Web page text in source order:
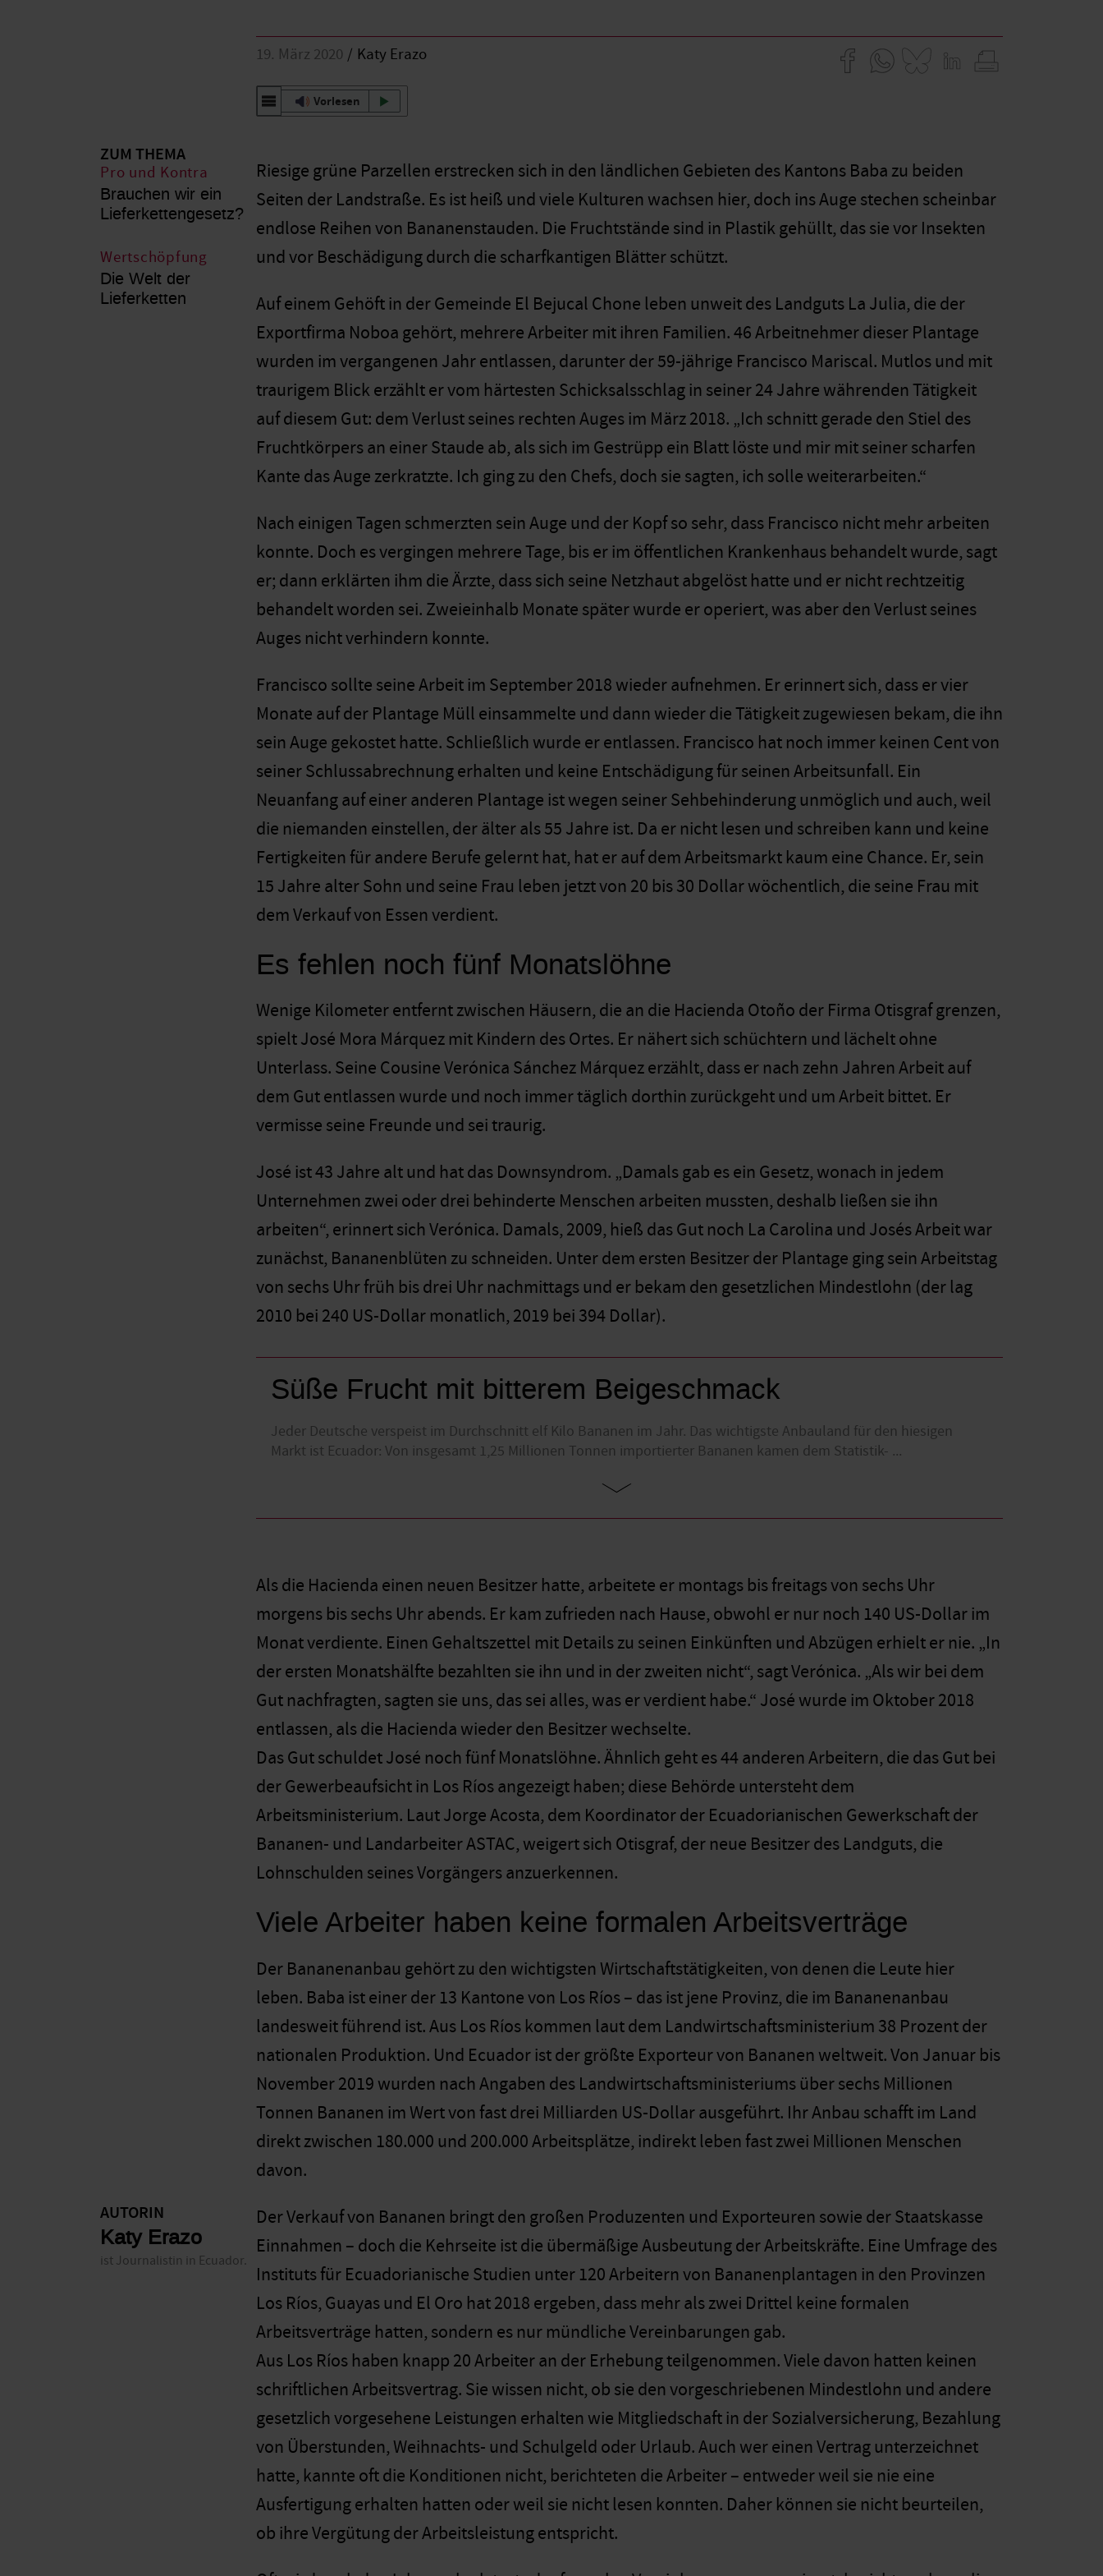
ZUM THEMA
Pro und Kontra
Brauchen wir ein
Lieferkettengesetz?
Wertschöpfung
Die Welt der
Lieferketten
19. März 2020 Katy Erazo
Vorlesen
Riesige grüne Parzellen erstrecken sich in den ländlichen Gebieten des Kantons Baba zu beiden
Seiten der Landstraße. Es ist heiß und viele Kulturen wachsen hier, doch ins Auge stechen scheinbar
endlose Reihen von Bananenstauden. Die Fruchtstände sind in Plastik gehüllt, das sie vor Insekten
und vor Beschädigung durch die scharfkantigen Blätter schützt.
Auf einem Gehöft in der Gemeinde El Bejucal Chone leben unweit des Landguts La Julia, die der
Exportfirma Noboa gehört, mehrere Arbeiter mit ihren Familien. 46 Arbeitnehmer dieser Plantage
wurden im vergangenen Jahr entlassen, darunter der 59-jährige Francisco Mariscal. Mutlos und mit
traurigem Blick erzählt er vom härtesten Schicksalsschlag in seiner 24 Jahre währenden Tätigkeit
auf diesem Gut: dem Verlust seines rechten Auges im März 2018. „Ich schnitt gerade den Stiel des
Fruchtkörpers an einer Staude ab, als sich im Gestrüpp ein Blatt löste und mir mit seiner scharfen
Kante das Auge zerkratzte. Ich ging zu den Chefs, doch sie sagten, ich solle weiterarbeiten.“
Nach einigen Tagen schmerzten sein Auge und der Kopf so sehr, dass Francisco nicht mehr arbeiten
konnte. Doch es vergingen mehrere Tage, bis er im öffentlichen Krankenhaus behandelt wurde, sagt
er; dann erklärten ihm die Ärzte, dass sich seine Netzhaut abgelöst hatte und er nicht rechtzeitig
behandelt worden sei. Zweieinhalb Monate später wurde er operiert, was aber den Verlust seines
Auges nicht verhindern konnte.
Francisco sollte seine Arbeit im September 2018 wieder aufnehmen. Er erinnert sich, dass er vier
Monate auf der Plantage Müll einsammelte und dann wieder die Tätigkeit zugewiesen bekam, die ihn
sein Auge gekostet hatte. Schließlich wurde er entlassen. Francisco hat noch immer keinen Cent von
seiner Schlussabrechnung erhalten und keine Entschädigung für seinen Arbeitsunfall. Ein
Neuanfang auf einer anderen Plantage ist wegen seiner Sehbehinderung unmöglich und auch, weil
die niemanden einstellen, der älter als 55 Jahre ist. Da er nicht lesen und schreiben kann und keine
Fertigkeiten für andere Berufe gelernt hat, hat er auf dem Arbeitsmarkt kaum eine Chance. Er, sein
15 Jahre alter Sohn und seine Frau leben jetzt von 20 bis 30 Dollar wöchentlich, die seine Frau mit
dem Verkauf von Essen verdient.
Es fehlen noch fünf Monatslöhne
Wenige Kilometer entfernt zwischen Häusern, die an die Hacienda Otoño der Firma Otisgraf grenzen,
spielt José Mora Márquez mit Kindern des Ortes. Er nähert sich schüchtern und lächelt ohne
Unterlass. Seine Cousine Verónica Sánchez Márquez erzählt, dass er nach zehn Jahren Arbeit auf
dem Gut entlassen wurde und noch immer täglich dorthin zurückgeht und um Arbeit bittet. Er
vermisse seine Freunde und sei traurig.
José ist 43 Jahre alt und hat das Downsyndrom. „Damals gab es ein Gesetz, wonach in jedem
Unternehmen zwei oder drei behinderte Menschen arbeiten mussten, deshalb ließen sie ihn
arbeiten“, erinnert sich Verónica. Damals, 2009, hieß das Gut noch La Carolina und Josés Arbeit war
zunächst, Bananenblüten zu schneiden. Unter dem ersten Besitzer der Plantage ging sein Arbeitstag
von sechs Uhr früh bis drei Uhr nachmittags und er bekam den gesetzlichen Mindestlohn (der lag
2010 bei 240 US-Dollar monatlich, 2019 bei 394 Dollar).
Süße Frucht mit bitterem Beigeschmack
Jeder Deutsche verspeist im Durchschnitt elf Kilo Bananen im Jahr. Das wichtigste Anbauland für den hiesigen
Markt ist Ecuador: Von insgesamt 1,25 Millionen Tonnen importierter Bananen kamen dem Statistik- ...
Als die Hacienda einen neuen Besitzer hatte, arbeitete er montags bis freitags von sechs Uhr
morgens bis sechs Uhr abends. Er kam zufrieden nach Hause, obwohl er nur noch 140 US-Dollar im
Monat verdiente. Einen Gehaltszettel mit Details zu seinen Einkünften und Abzügen erhielt er nie. „In
der ersten Monatshälfte bezahlten sie ihn und in der zweiten nicht“, sagt Verónica. „Als wir bei dem
Gut nachfragten, sagten sie uns, das sei alles, was er verdient habe.“ José wurde im Oktober 2018
entlassen, als die Hacienda wieder den Besitzer wechselte.
Das Gut schuldet José noch fünf Monatslöhne. Ähnlich geht es 44 anderen Arbeitern, die das Gut bei
der Gewerbeaufsicht in Los Ríos angezeigt haben; diese Behörde untersteht dem
Arbeitsministerium. Laut Jorge Acosta, dem Koordinator der Ecuadorianischen Gewerkschaft der
Bananen- und Landarbeiter ASTAC, weigert sich Otisgraf, der neue Besitzer des Landguts, die
Lohnschulden seines Vorgängers anzuerkennen.
Viele Arbeiter haben keine formalen Arbeitsverträge
Der Bananenanbau gehört zu den wichtigsten Wirtschaftstätigkeiten, von denen die Leute hier
leben. Baba ist einer der 13 Kantone von Los Ríos – das ist jene Provinz, die im Bananenanbau
landesweit führend ist. Aus Los Ríos kommen laut dem Landwirtschaftsministerium 38 Prozent der
nationalen Produktion. Und Ecuador ist der größte Exporteur von Bananen weltweit. Von Januar bis
November 2019 wurden nach Angaben des Landwirtschaftsministeriums über sechs Millionen
Tonnen Bananen im Wert von fast drei Milliarden US-Dollar ausgeführt. Ihr Anbau schafft im Land
direkt zwischen 180.000 und 200.000 Arbeitsplätze, indirekt leben fast zwei Millionen Menschen
davon.
AUTORIN
Katy Erazo
ist Journalistin in Ecuador.
Der Verkauf von Bananen bringt den großen Produzenten und Exporteuren sowie der Staatskasse
Einnahmen – doch die Kehrseite ist die übermäßige Ausbeutung der Arbeitskräfte. Eine Umfrage des
Instituts für Ecuadorianische Studien unter 120 Arbeitern von Bananenplantagen in den Provinzen
Los Ríos, Guayas und El Oro hat 2018 ergeben, dass mehr als zwei Drittel keine formalen
Arbeitsverträge hatten, sondern es nur mündliche Vereinbarungen gab.
Aus Los Ríos haben knapp 20 Arbeiter an der Erhebung teilgenommen. Viele davon hatten keinen
schriftlichen Arbeitsvertrag. Sie wissen nicht, ob sie den vorgeschriebenen Mindestlohn und andere
gesetzlich vorgesehene Leistungen erhalten wie Mitgliedschaft in der Sozialversicherung, Bezahlung
von Überstunden, Weihnachts- und Schulgeld oder Urlaub. Auch wer einen Vertrag unterzeichnet
hatte, kannte oft die Konditionen nicht, berichteten die Arbeiter – entweder weil sie nie eine
Ausfertigung erhalten hatten oder weil sie nicht lesen konnten. Daher können sie nicht beurteilen,
ob ihre Vergütung der Arbeitsleistung entspricht.